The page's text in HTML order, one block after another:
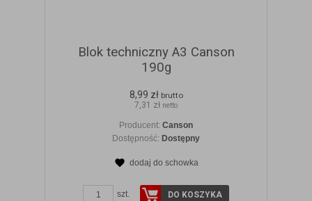
Blok techniczny A3 Canson
190g
8,99 zł brutto
7,31 zł netto
Producent: Canson
Dostępność: Dostępny
dodaj do schowka
szt. DO KOSZYKA